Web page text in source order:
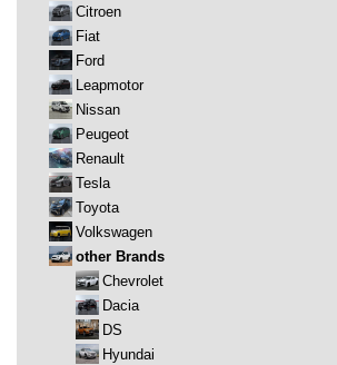
Citroen
Fiat
Ford
Leapmotor
Nissan
Peugeot
Renault
Tesla
Toyota
Volkswagen
other Brands
Chevrolet
Dacia
DS
Hyundai